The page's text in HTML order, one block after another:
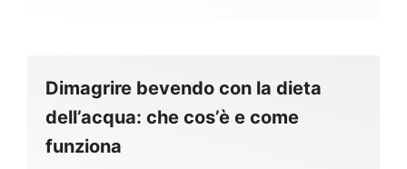
Dimagrire bevendo con la dieta
dell’acqua: che cos’è e come
funziona